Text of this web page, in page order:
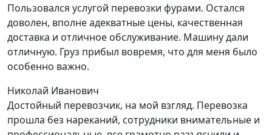
Пользовался услугой перевозки фурами. Остался
доволен, вполне адекватные цены, качественная
доставка и отличное обслуживание. Машину дали
отличную. Груз прибыл вовремя, что для меня было
особенно важно.
Николай Иванович
Достойный перевозчик, на мой взгляд. Перевозка
прошла без нареканий, сотрудники внимательные и